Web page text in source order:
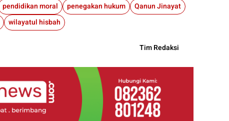
pendidikan moral penegakan hukum
Qanun Jinayat
wilayatul hisbah
Tim Redaksi